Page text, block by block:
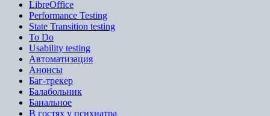
LibreOffice
Performance Testing
State Transition testing
To Do
Usability testing
Автоматизация
Анонсы
Баг-трекер
Балабольник
Банальное
В гостях у психиатра